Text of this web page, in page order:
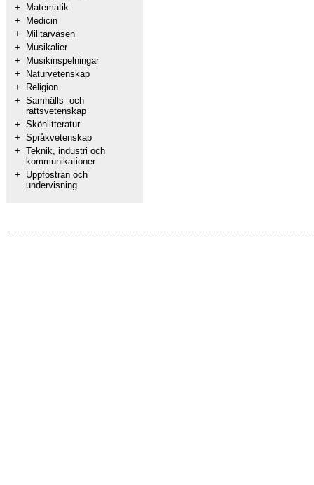
+
Matematik
+
Medicin
+
Militärväsen
+
Musikalier
+
Musikinspelningar
+
Naturvetenskap
+
Religion
+ Samhälls- och
rättsvetenskap
+ Skönlitteratur
+ Språkvetenskap
+ Teknik, industri och
kommunikationer
+
Uppfostran och
undervisning